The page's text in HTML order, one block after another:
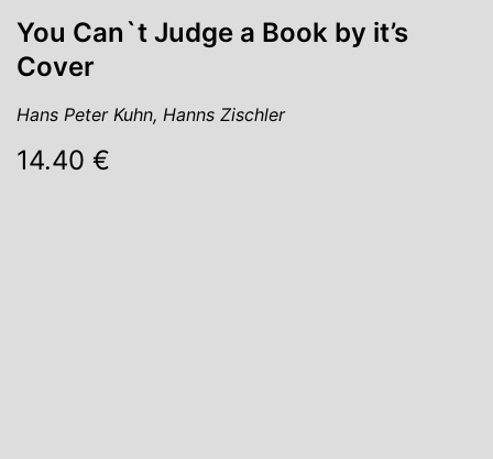
You Can`t Judge a Book by it’s
Cover
Hans Peter Kuhn, Hanns Zischler
14.40 €